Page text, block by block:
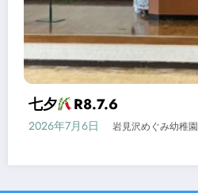
七夕 R8.7.6
2026年7月6日 岩見沢めぐみ幼稚園